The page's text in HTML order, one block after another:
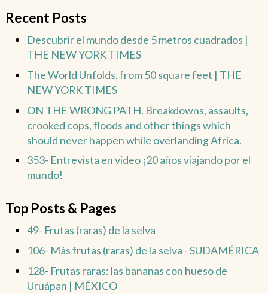
Recent Posts
Descubrir el mundo desde 5 metros cuadrados |
THE NEW YORK TIMES
The World Unfolds, from 50 square feet | THE
NEW YORK TIMES
ON THE WRONG PATH. Breakdowns, assaults,
crooked cops, floods and other things which
should never happen while overlanding Africa.
353- Entrevista en video ¡20 años viajando por el
mundo!
Top Posts & Pages
49- Frutas (raras) de la selva
106- Más frutas (raras) de la selva - SUDAMÉRICA
128- Frutas raras: las bananas con hueso de
Uruápan | MÉXICO